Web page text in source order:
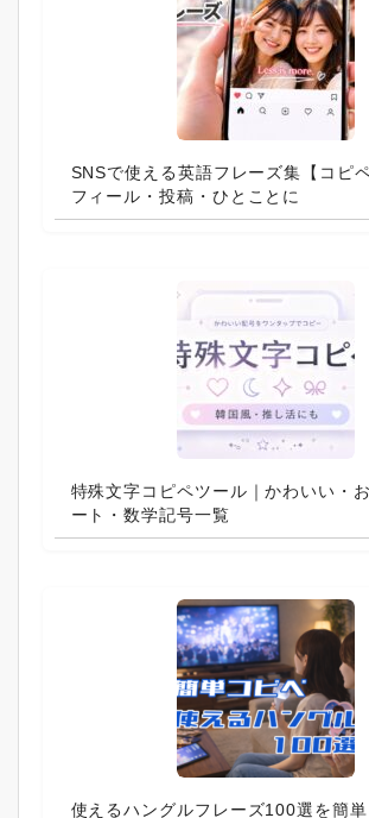
SNSで使える英語フレーズ集【コピ
フィール・投稿・ひとことに
特殊文字コピペツール｜かわいい・
ート・数学記号一覧
使えるハングルフレーズ100選を簡